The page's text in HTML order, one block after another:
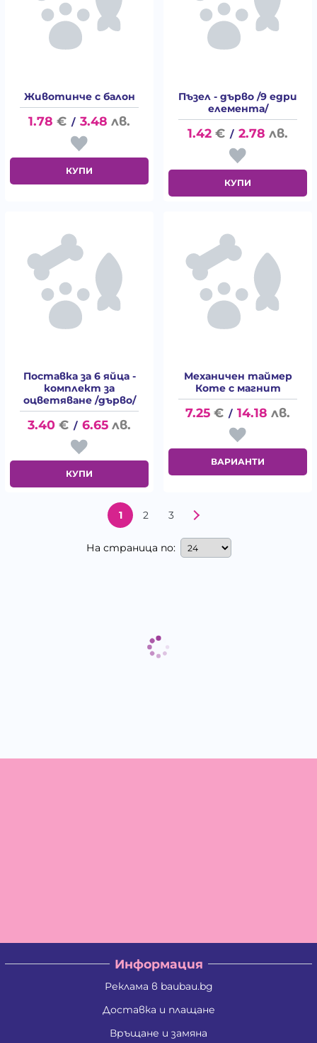
Животинче с балон
1.78 € / 3.48 лв.
КУПИ
Пъзел - дърво /9 едри
елемента/
1.42 € / 2.78 лв.
КУПИ
Поставка за 6 яйца -
комплект за
оцветяване /дърво/
3.40 € / 6.65 лв.
КУПИ
Механичен таймер
Коте с магнит
7.25 € / 14.18 лв.
ВАРИАНТИ
1 2 3
На страница по:
Информация
Реклама в baubau.bg
Доставка и плащане
Връщане и замяна